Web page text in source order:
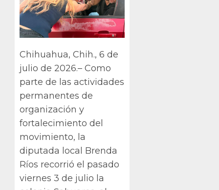
Chihuahua, Chih., 6 de
julio de 2026.– Como
parte de las actividades
permanentes de
organización y
fortalecimiento del
movimiento, la
diputada local Brenda
Ríos recorrió el pasado
viernes 3 de julio la